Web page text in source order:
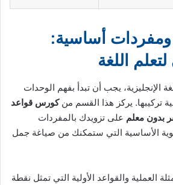
أساسية:
لتعلم اللغة
الإنجليزية، يجب أن تبدأ بفهم الوحدات
تركيبها. يركز هذا القسم منكورس قواعد
بدون معلم على تزويدك بالمفردات
الأساسية التي ستمكنك من صياغة جمل
العملية والقواعد الأولية التي تمثل نقطة